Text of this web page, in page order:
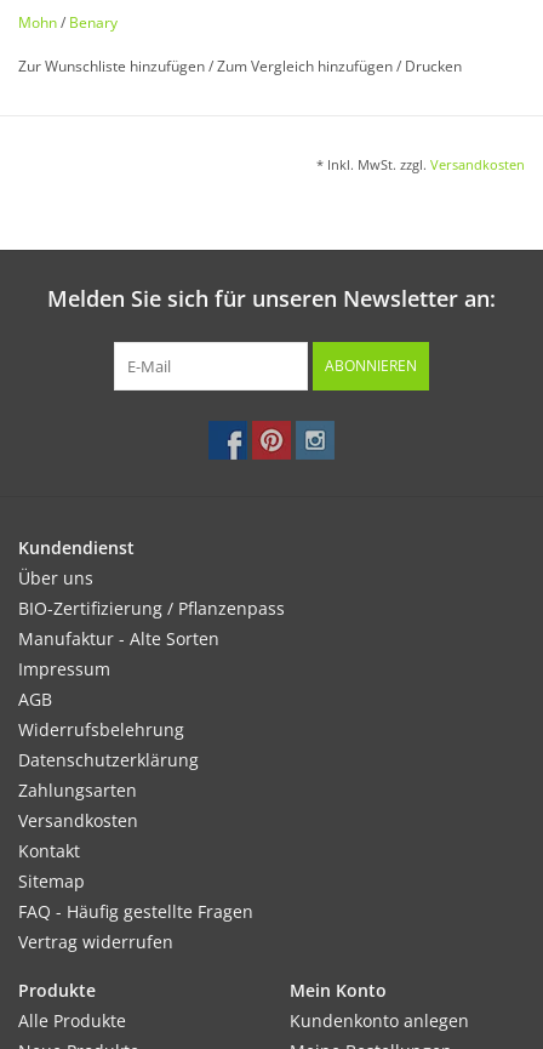
Farben. Sehr großblumig und standfest.
bedecken.
Bei 12 - 14 °C in 14 - 20 Tagen.
Ca. 1 Woche nach Aufgang pikieren. Vor dem Auspflanzen im
Juli/August abhärten. Pflanzabstand: 20 x 20 cm.
Standort:
Sonniger Standort und kalkhaltiger Boden bevorzugt.
Ernte / Blüte:
Ab Juni - August
Verwendung:
Mohn/ Benary
Zur Wunschliste hinzufügen/Zum Vergleich hinzufügen/ Drucken
* Inkl. MwSt. zzgl. Versandkosten
Melden Sie sich für unseren Newsletter an:
ABONNIEREN
Kundendienst
Über uns
BIO-Zertifizierung / Pflanzenpass
Manufaktur - Alte Sorten
Impressum
AGB
Widerrufsbelehrung
Datenschutzerklärung
Zahlungsarten
Versandkosten
Kontakt
Sitemap
FAQ - Häufig gestellte Fragen
Vertrag widerrufen
Produkte
Alle Produkte
Mein Konto
Kundenkonto anlegen